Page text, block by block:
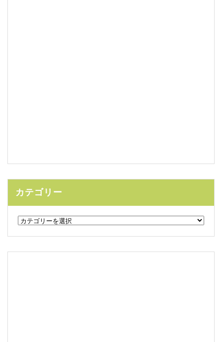
カテゴリー
カ
リ